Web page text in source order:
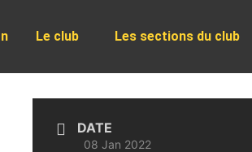
Le club Les sections du club
DATE
08 Jan 2022